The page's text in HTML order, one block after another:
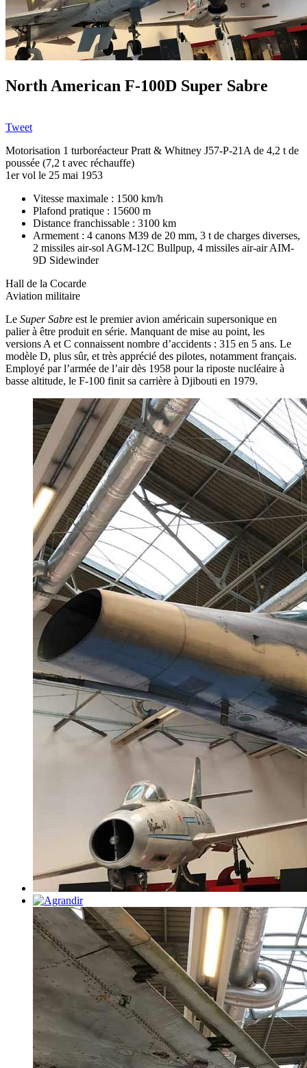
North American F-100D Super Sabre
Tweet
Motorisation 1 turboréacteur Pratt & Whitney J57-P-21A de 4,2 t de
poussée (7,2 t avec réchauffe)
1er vol le 25 mai 1953
Vitesse maximale : 1500 km/h
Plafond pratique : 15600 m
Distance franchissable : 3100 km
Armement : 4 canons M39 de 20 mm, 3 t de charges diverses,
2 missiles air-sol AGM-12C Bullpup, 4 missiles air-air AIM-
9D Sidewinder
Hall de la Cocarde
Aviation militaire
Le Super Sabre est le premier avion américain supersonique en
palier à être produit en série. Manquant de mise au point, les
versions A et C connaissent nombre d’accidents : 315 en 5 ans. Le
modèle D, plus sûr, et très apprécié des pilotes, notamment français.
Employé par l’armée de l’air dès 1958 pour la riposte nucléaire à
basse altitude, le F-100 finit sa carrière à Djibouti en 1979.